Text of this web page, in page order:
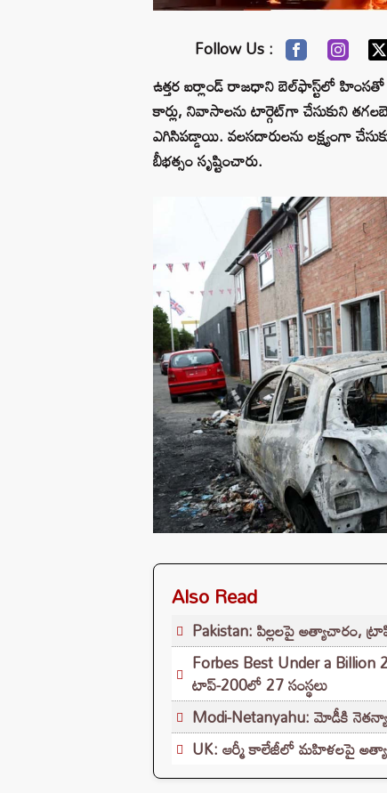
Follow Us :
ఉత్తర ఐర్లాండ్ రాజధాని బెల్‌ఫాస్ట్‌లో హింసతో
కార్లు, నివాసాలను టార్గెట్‌గా చేసుకుని
ఎగిసిపడ్డాయి. వలసదారులను లక్ష్యంగా
బీభత్సం సృష్టించారు.
Also Read
Pakistan: పిల్లలపై అత్యాచారం,
Forbes Best Under a
టాప్-200లో 27 సంస్థలు
Modi-Netanyahu: మోడీకి
UK: ఆర్మీ కాలేజీలో మహిళలపై